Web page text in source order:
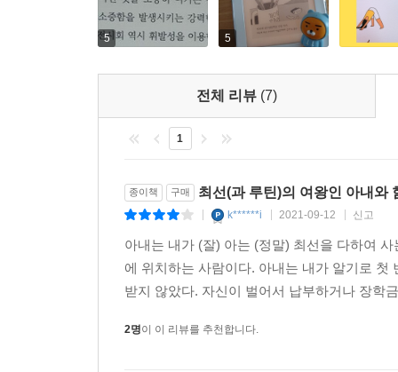
--- p.170
떤 돼지인지 아는 것 같았기 때문이다. 그는 내가
호 감찰 중인 새끼 돼지를 위해, 먼저 나의 신상
“걘… 혼자인데… 늘 그랬는데….” “그물과 함께 있
질문에 관하여
나는 이따금 설명하기 어려운 예감에 사로잡힌다
거란 예감. 그 사람으로 인해 내 인생의 시즌2가
나머지 주연들이 교체될 때가 있다. 주인공은 시
느낌.
5 5
전체 리뷰 (7)
1
종이책 구매 최선(과 루틴)의 여왕인 아내와
k******i 2021-09-12 신고
아내는 내가 (잘) 아는 (정말) 최선을 다하여
에 위치하는 사람이다. 아내는 내가 알기로
받지 않았다. 자신이 벌어서 납부하거나 장학
2명이 이 리뷰를 추천합니다.